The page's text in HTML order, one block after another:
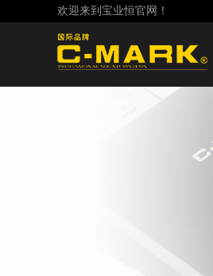
欢迎来到宝业恒官网！